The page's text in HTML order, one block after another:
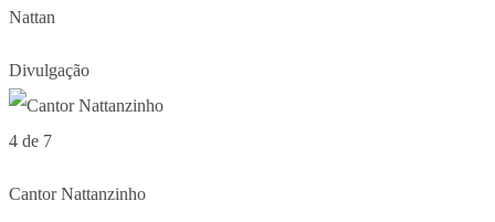
Nattan
Divulgação
4 de 7
Cantor Nattanzinho